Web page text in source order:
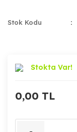
Stok Kodu
Stokta Var!
0,00 TL